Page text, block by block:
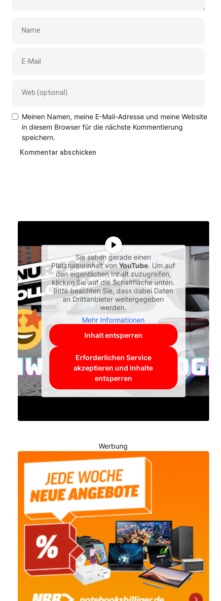
Meinen Namen, meine E-Mail-Adresse und meine Website
in diesem Browser für die nächste Kommentierung
speichern.
Sie sehen gerade einen
Platzhalterinhalt vonYouTube. Um auf
den eigentlichen Inhalt zuzugreifen,
klicken Sie auf die Schaltfläche unten.
Bitte beachten Sie, dass dabei Daten
an Drittanbieter weitergegeben
werden.
Mehr Informationen
Inhalt entsperren
Erforderlichen Service
akzeptieren und Inhalte
entsperren
Werbung